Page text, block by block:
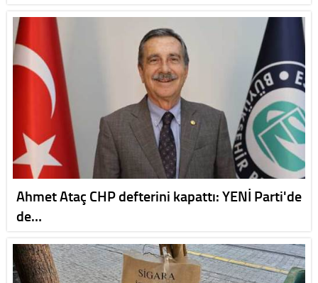
Ahmet Ataç CHP defterini kapattı: YENİ Parti'de
de…